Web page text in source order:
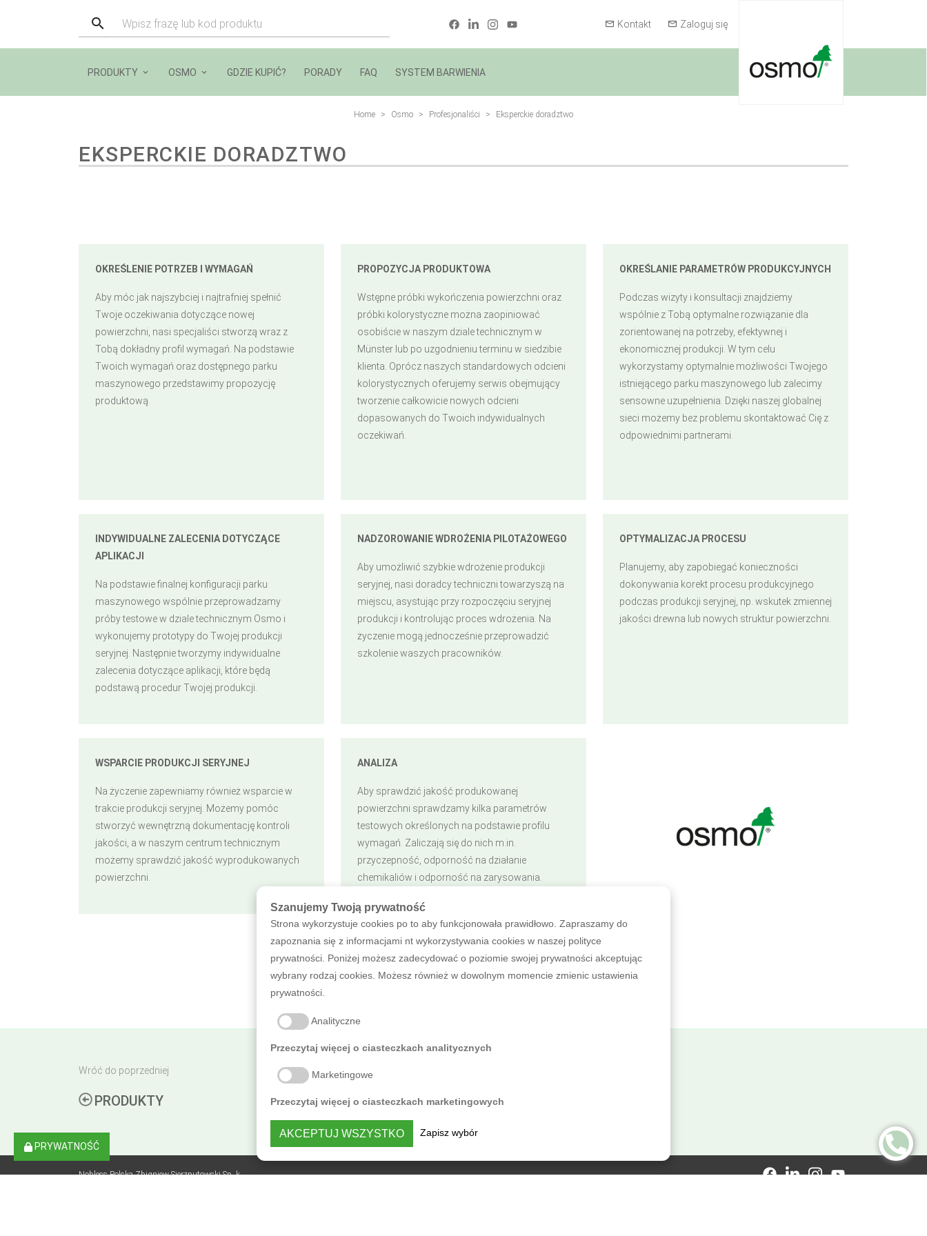
Kontakt Zaloguj się
PRODUKTY OSMO GDZIE KUPIĆ? PORADY FAQ SYSTEM BARWIENIA
Home Osmo Profesjonaliści Eksperckie doradztwo
EKSPERCKIE DORADZTWO
OKREŚLENIE POTRZEB I WYMAGAŃ
Aby móc jak najszybciej i najtrafniej spełnić
Twoje oczekiwania dotyczące nowej
powierzchni, nasi specjaliści stworzą wraz z
Tobą dokładny profil wymagań. Na podstawie
Twoich wymagań oraz dostępnego parku
maszynowego przedstawimy propozycję
produktową.
PROPOZYCJA PRODUKTOWA
Wstępne próbki wykończenia powierzchni oraz
próbki kolorystyczne można zaopiniować
osobiście w naszym dziale technicznym w
Münster lub po uzgodnieniu terminu w siedzibie
klienta. Oprócz naszych standardowych odcieni
kolorystycznych oferujemy serwis obejmujący
tworzenie całkowicie nowych odcieni
dopasowanych do Twoich indywidualnych
oczekiwań.
OKREŚLANIE PARAMETRÓW PRODUKCYJNYCH
Podczas wizyty i konsultacji znajdziemy
wspólnie z Tobą optymalne rozwiązanie dla
zorientowanej na potrzeby, efektywnej i
ekonomicznej produkcji. W tym celu
wykorzystamy optymalnie możliwości Twojego
istniejącego parku maszynowego lub zalecimy
sensowne uzupełnienia. Dzięki naszej globalnej
sieci możemy bez problemu skontaktować Cię z
odpowiednimi partnerami.
INDYWIDUALNE ZALECENIA DOTYCZĄCE
APLIKACJI
Na podstawie finalnej konfiguracji parku
maszynowego wspólnie przeprowadzamy
próby testowe w dziale technicznym Osmo i
wykonujemy prototypy do Twojej produkcji
seryjnej. Następnie tworzymy indywidualne
zalecenia dotyczące aplikacji, które będą
podstawą procedur Twojej produkcji.
NADZOROWANIE WDROŻENIA PILOTAŻOWEGO
Aby umożliwić szybkie wdrożenie produkcji
seryjnej, nasi doradcy techniczni towarzyszą na
miejscu, asystując przy rozpoczęciu seryjnej
produkcji i kontrolując proces wdrożenia. Na
życzenie mogą jednocześnie przeprowadzić
szkolenie waszych pracowników.
OPTYMALIZACJA PROCESU
Planujemy, aby zapobiegać konieczności
dokonywania korekt procesu produkcyjnego
podczas produkcji seryjnej, np. wskutek zmiennej
jakości drewna lub nowych struktur powierzchni.
WSPARCIE PRODUKCJI SERYJNEJ
Na życzenie zapewniamy również wsparcie w
trakcie produkcji seryjnej. Możemy pomóc
stworzyć wewnętrzną dokumentację kontroli
jakości, a w naszym centrum technicznym
możemy sprawdzić jakość wyprodukowanych
powierzchni.
ANALIZA
Aby sprawdzić jakość produkowanej
powierzchni sprawdzamy kilka parametrów
testowych określonych na podstawie profilu
wymagań. Zaliczają się do nich m.in.
przyczepność, odporność na działanie
chemikaliów i odporność na zarysowania.
Wróć do poprzedniej
PRODUKTY
Nobless Polska Zbigniew Sierzputowski Sp. k.,
PRYWATNOŚĆ
Szanujemy Twoją prywatność
Strona wykorzystuje cookies po to aby funkcjonowała prawidłowo. Zapraszamy do
zapoznania się z informacjami nt wykorzystywania cookies w naszej polityce
prywatności. Poniżej możesz zadecydować o poziomie swojej prywatności akceptując
wybrany rodzaj cookies. Możesz również w dowolnym momencie zmienic ustawienia
prywatności.
Analityczne
Przeczytaj więcej o ciasteczkach analitycznych
Marketingowe
Przeczytaj więcej o ciasteczkach marketingowych
AKCEPTUJ WSZYSTKO Zapisz wybór